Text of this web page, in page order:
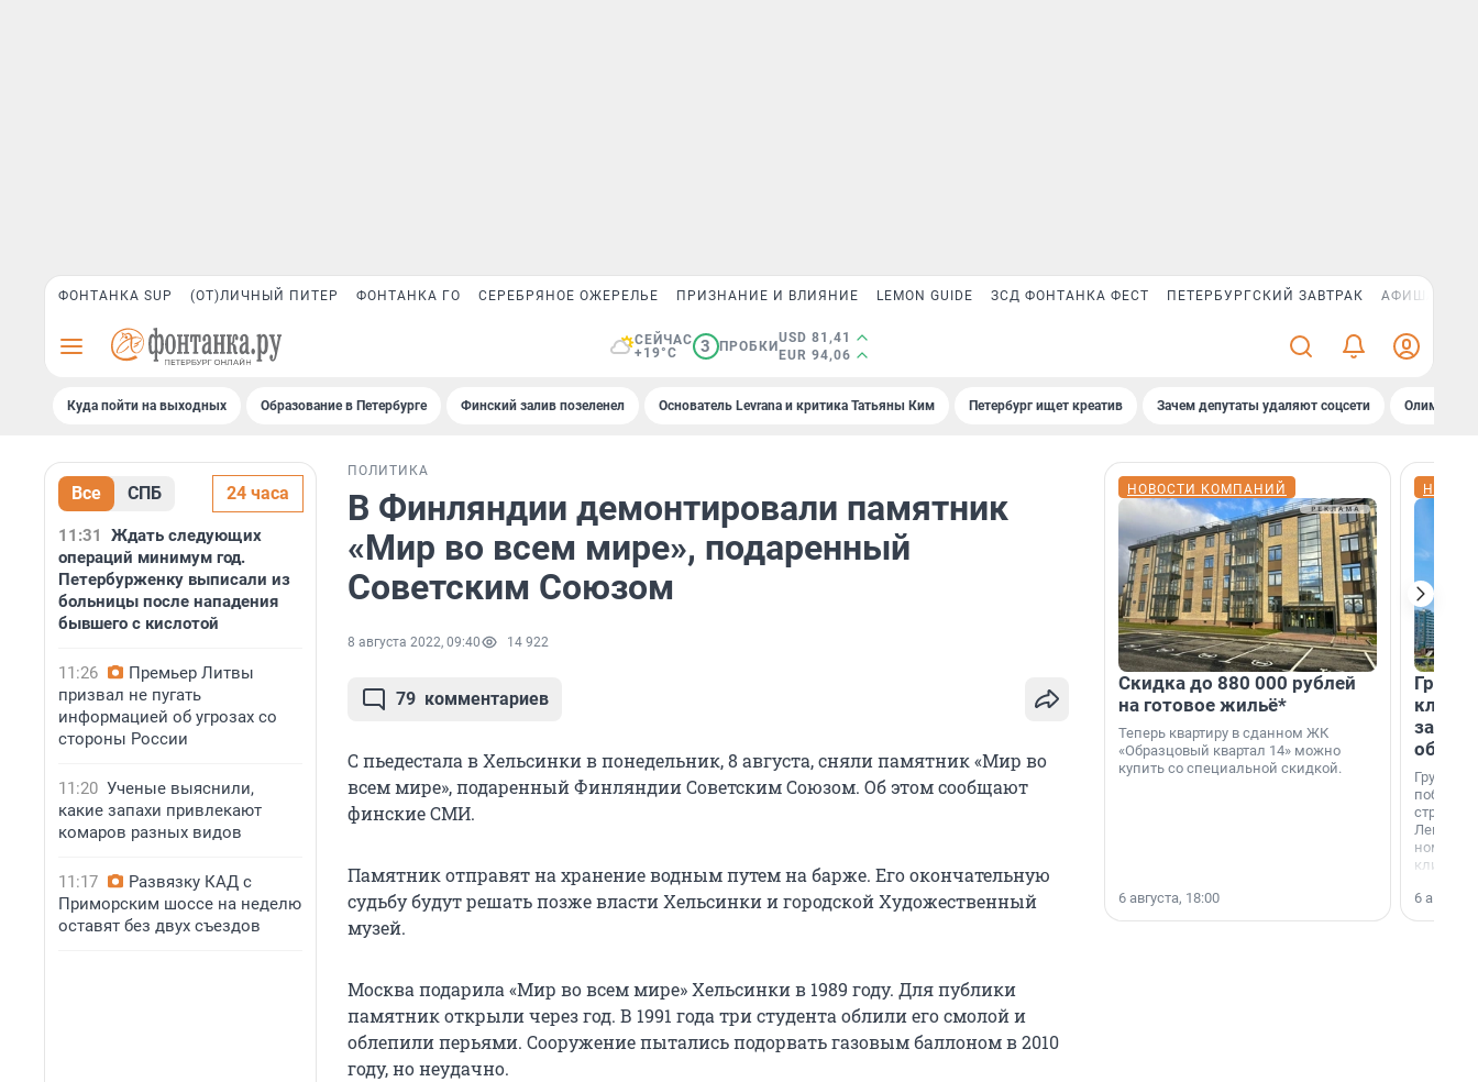
ФОНТАНКА SUP (ОТ)ЛИЧНЫЙ ПИТЕР ФОНТАНКА ГО СЕРЕБРЯНОЕ ОЖЕРЕЛЬЕ ПРИЗНАНИЕ И ВЛИЯНИЕ LEMON GUIDE ЗСД ФОНТАНКА ФЕСТ ПЕТЕРБУРГСКИЙ ЗАВТРАК АФИША PLUS
СЕЙЧАС
+19°C
3 ПРОБКИ
USD 81,41
EUR 94,06
Куда пойти на выходных Образование в Петербурге Финский залив позеленел Основатель Levrana и критика Татьяны Ким Петербург ищет креатив Зачем депутаты удаляют соцсети
Все СПБ 24 часа
11:31
Ждать следующих
операций минимум год.
Петербурженку выписали из
больницы после нападения
бывшего с кислотой
11:26
Премьер Литвы
призвал не пугать
информацией об угрозах со
стороны России
11:20 Ученые выяснили,
какие запахи привлекают
комаров разных видов
11:17
Развязку КАД с
Приморским шоссе на неделю
оставят без двух съездов
ПОЛИТИКА
В Финляндии демонтировали памятник
«Мир во всем мире», подаренный
Советским Союзом
8 августа 2022, 09:40 14 922
79 комментариев
C пьедестала в Хельсинки в понедельник, 8 августа, сняли памятник «Мир во
всем мире», подаренный Финляндии Советским Союзом. Об этом сообщают
финские СМИ.
Памятник отправят на хранение водным путем на барже. Его окончательную
судьбу будут решать позже власти Хельсинки и городской Художественный
музей.
Москва подарила «Мир во всем мире» Хельсинки в 1989 году. Для публики
памятник открыли через год. В 1991 года три студента облили его смолой и
облепили перьями. Сооружение пытались подорвать газовым баллоном в 2010
году, но неудачно.
НОВОСТИ КОМПАНИЙ
Скидка до 880 000 рублей
на готовое жильё*
Теперь квартиру в сданном ЖК
«Образцовый квартал 14» можно
купить со специальной скидкой.
6 августа, 18:00
Группа
области».
6